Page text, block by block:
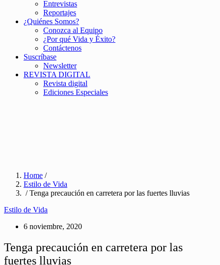
Entrevistas
Reportajes
¿Quiénes Somos?
Conozca al Equipo
¿Por qué Vida y Éxito?
Contáctenos
Suscríbase
Newsletter
REVISTA DIGITAL
Revista digital
Ediciones Especiales
Home /
Estilo de Vida
/ Tenga precaución en carretera por las fuertes lluvias
Estilo de Vida
6 noviembre, 2020
Tenga precaución en carretera por las
fuertes lluvias